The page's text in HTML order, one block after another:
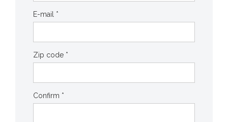
E-mail *
Zip code *
Confirm *